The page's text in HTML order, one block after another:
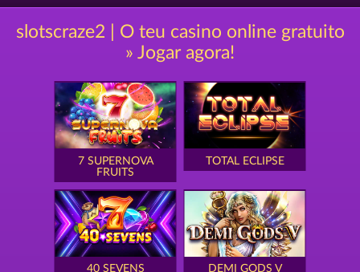
slotscraze2 | O teu casino online gratuito
» Jogar agora!
7 SUPERNOVA
FRUITS
TOTAL ECLIPSE
40 SEVENS DEMI GODS V